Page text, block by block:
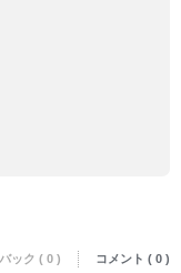
ック ( 0 ) コメント ( 0 )